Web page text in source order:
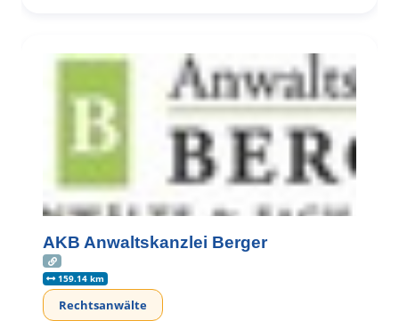
AKB Anwaltskanzlei Berger
159.14 km
Rechtsanwälte